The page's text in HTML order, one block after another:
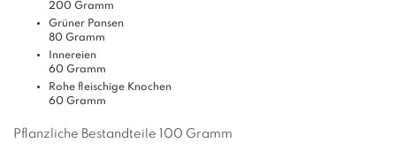
200 Gramm
Grüner Pansen
80 Gramm
Innereien
60 Gramm
Rohe fleischige Knochen
60 Gramm
Pflanzliche Bestandteile 100 Gramm